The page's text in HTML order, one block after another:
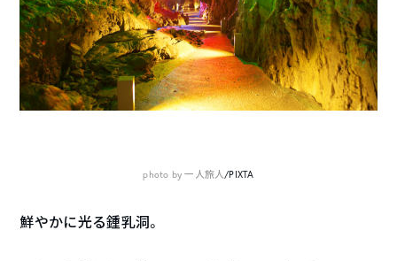
photo by 一人旅人 /PIXTA
鮮やかに光る鍾乳洞。